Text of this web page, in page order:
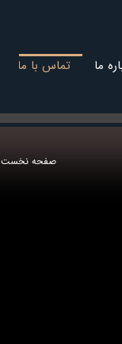
ما تماس با ما
صفحه نخست